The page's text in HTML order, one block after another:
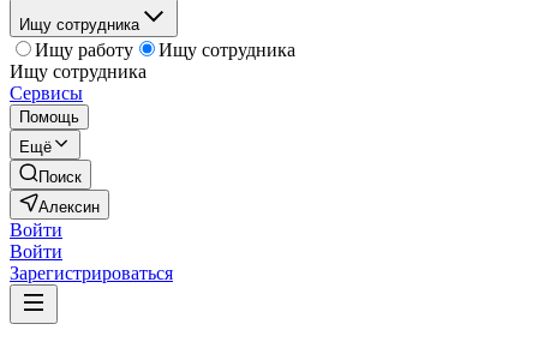
Ищу сотрудника
Ищу работу
Ищу сотрудника
Ищу сотрудника
Сервисы
Помощь
Ещё
Поиск
Алексин
Войти
Войти
Зарегистрироваться